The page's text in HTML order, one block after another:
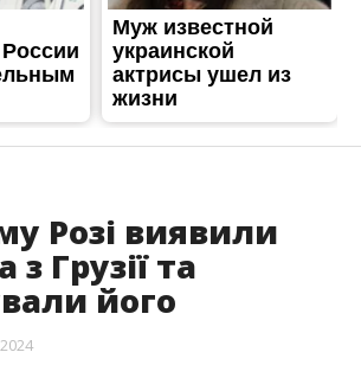
Розі виявили
з Грузії та
його